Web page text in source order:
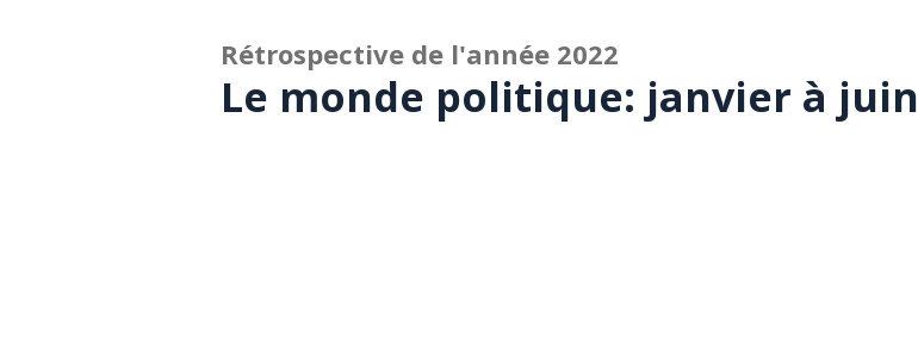
Rétrospective de l'année 2022
Le monde politique: janvier à juin